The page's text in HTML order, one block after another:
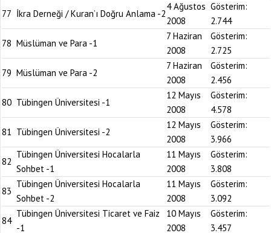
77 İkra Derneği / Kuran’ı Doğru Anlama -2
4 Ağustos
2008
Gösterim:
2.744
78 Müslüman ve Para -1
7 Haziran
2008
Gösterim:
2.725
79 Müslüman ve Para -2
7 Haziran
2008
Gösterim:
2.456
80 Tübingen Üniversitesi -1
12 Mayıs
2008
Gösterim:
4.578
81 Tübingen Üniversitesi -2
12 Mayıs
2008
Gösterim:
3.966
82
Tübingen Üniversitesi Hocalarla
Sohbet -1
11 Mayıs
2008
Gösterim:
3.808
83
Tübingen Üniversitesi Hocalarla
Sohbet -2
11 Mayıs
2008
Gösterim:
3.092
84
Tübingen Üniversitesi Ticaret ve Faiz
-1
10 Mayıs
2008
Gösterim:
3.457